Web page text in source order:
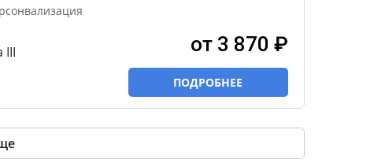
III
от 3 870 ₽
ПОДРОБНЕЕ